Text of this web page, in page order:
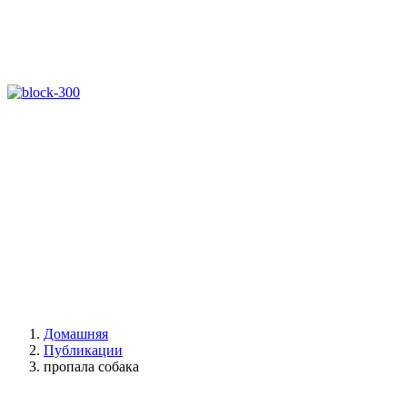
Домашняя
Публикации
пропала собака